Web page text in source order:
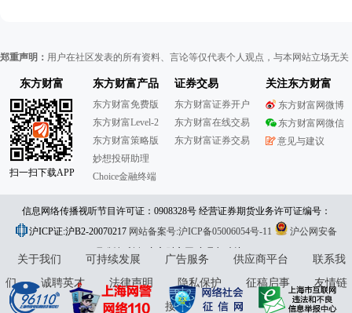
郑重声明： 用户在社区发表的所有资料、言论等仅代表个人观点，与本网站立场无
东方财富
扫一扫下载APP
东方财富产品
东方财富免费版
东方财富Level-2
东方财富策略版
妙想投研助理
Choice金融终端
证券交易
东方财富证券开户
东方财富在线交易
东方财富证券交易
关注东方财富
东方财富网微博
东方财富网微信
意见与建议
信息网络传播视听节目许可证：0908328号 经营证券期货业务许可证编号：
913101046312860336 违法和不良信息举报:021-61278686 举报邮箱：
jubao@eastmoney.com
沪ICP证:沪B2-20070217 网站备案号:沪ICP备05006054号-11
沪公网安备
31010402000120号版权所有:东方财富网意见与建议:4000300059/952500
关于我们 可持续发展 广告服务 供应商平台
联系我
们
诚聘英才 法律声明 隐私保护 征稿启事
友情链
接